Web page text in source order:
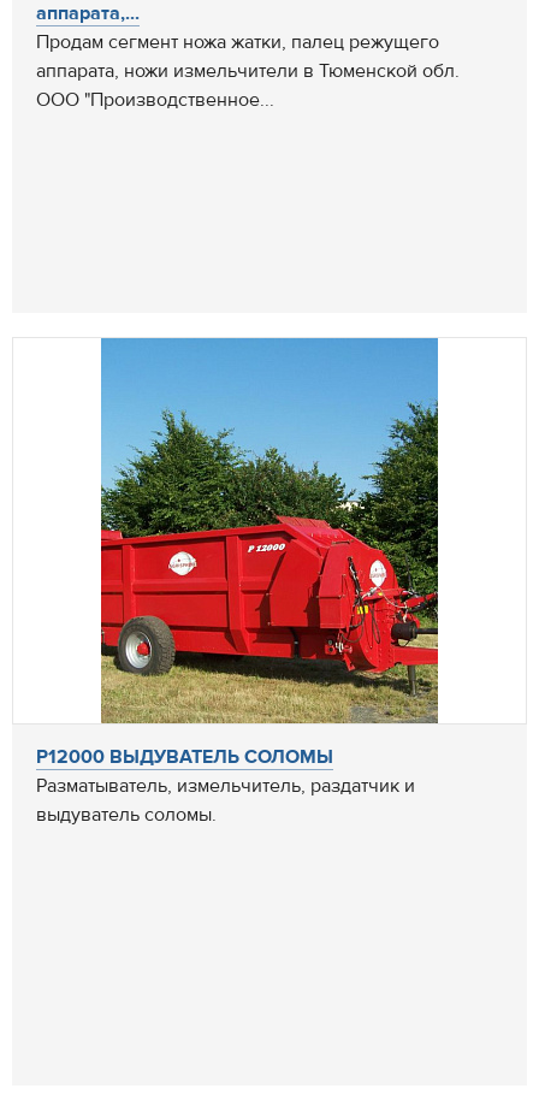
аппарата,...
Продам сегмент ножа жатки, палец режущего
аппарата, ножи измельчители в Тюменской обл.
ООО "Производственное...
Р12000 ВЫДУВАТЕЛЬ СОЛОМЫ
Разматыватель, измельчитель, раздатчик и
выдуватель соломы.